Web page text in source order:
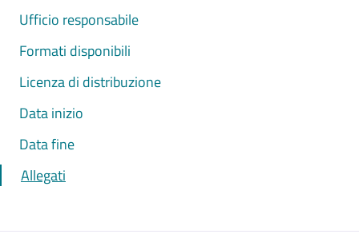
Ufficio responsabile
Formati disponibili
Licenza di distribuzione
Data inizio
Data fine
Allegati